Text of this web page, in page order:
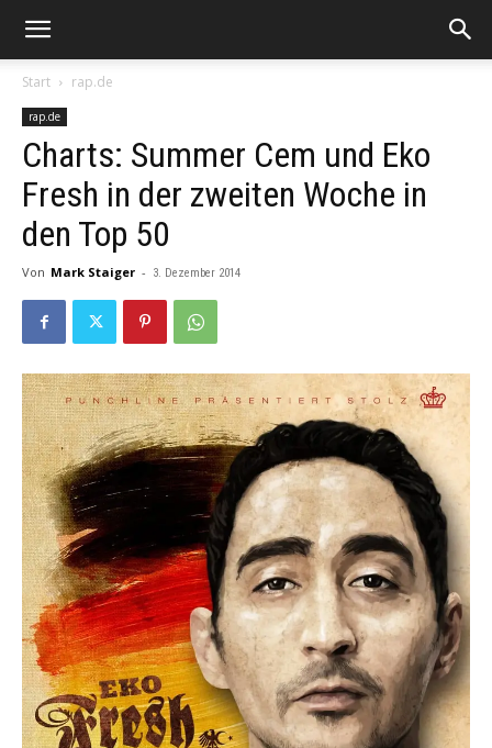
Start rap.de
rap.de
Charts: Summer Cem und Eko
Fresh in der zweiten Woche in
den Top 50
Von Mark Staiger - 3. Dezember 2014